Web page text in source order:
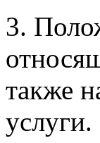
3.
также
услуги.